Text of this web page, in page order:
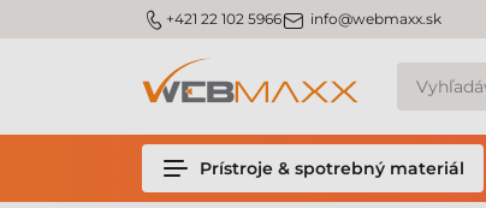
m_phone +421 22 102 5966m_email info@webmaxx.sk
Prístroje & spotrebný materiál